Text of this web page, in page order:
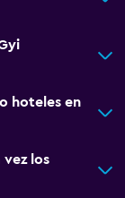
hoteles en
los